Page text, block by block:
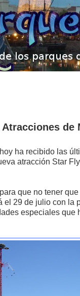
de
hoy ha recibido las
atracción Star
que no tener
el 29 de julio con la
especiales que